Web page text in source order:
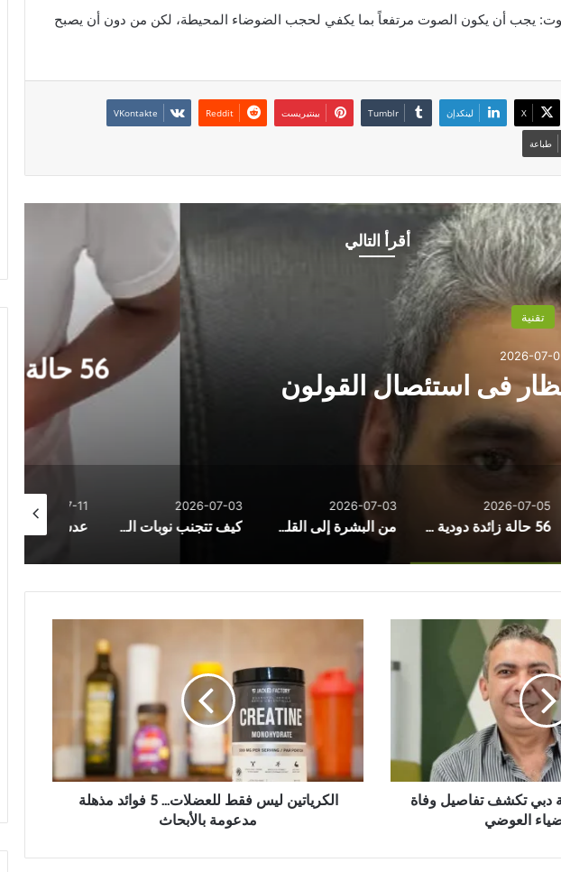
يجب أن يكون الصوت مرتفعاً بما يكفي لحجب الضوضاء المحيطة، لكن من دون أن يصبح
‫X لينكدإن بينتيريست
طباعة
أقرأ التالي
2026-07-05
زائدة دودية في منطقة واحدة بالسودان.. لغز
طبي والسلطات تحقق
56 حالة زائدة دودية في منطقة واحدة بالسودان.. لغز طبي والسلطات تحقق
2026-07-03
2026-07-03
كيف تتجنب نوبات الصداع النصفي؟ 7 خطوات للوقاية قبل ظهور الألم
2026-07-11
عدسات لاصقة تُصلح خدوشها ذاتيا
07-05
دبي تكشف تفاصيل وفاة
ضياء العوضي
ل
ر
ن
ف
الكرياتين ليس فقط للعضلات... 5 فوائد مذهلة
مدعومة بالأبحاث